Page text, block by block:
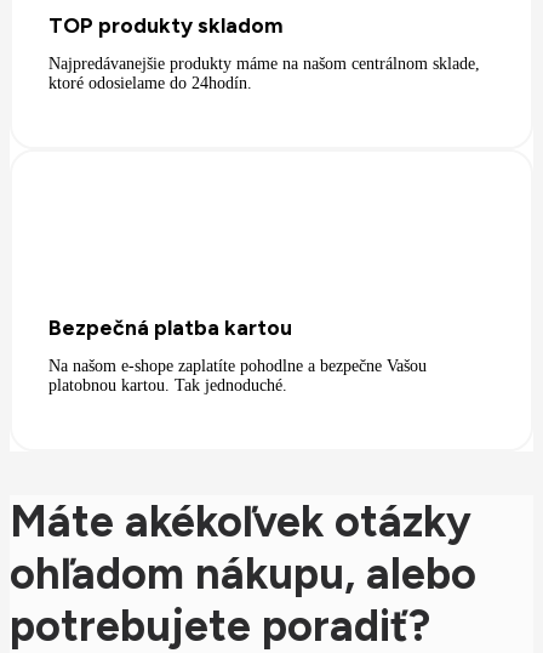
TOP produkty skladom
Najpredávanejšie produkty máme na našom centrálnom sklade,
ktoré odosielame do 24hodín.
Bezpečná platba kartou
Na našom e-shope zaplatíte pohodlne a bezpečne Vašou
platobnou kartou. Tak jednoduché.
Máte akékoľvek otázky
ohľadom nákupu, alebo
potrebujete poradiť?